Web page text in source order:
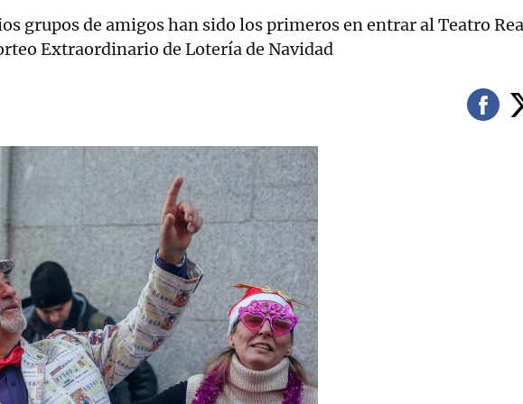
grupos de amigos han sido los primeros en entrar al Teatro
Extraordinario de Lotería de Navidad